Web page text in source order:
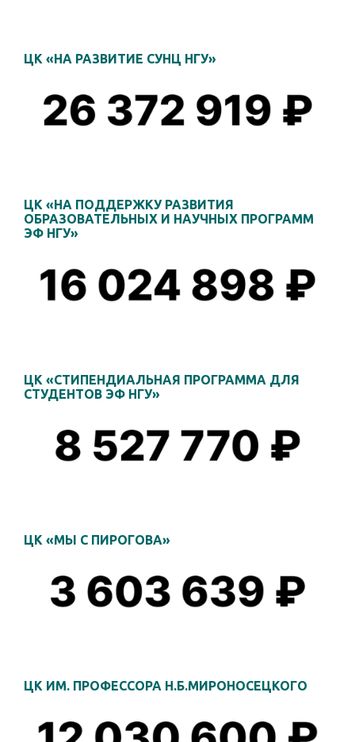
ЦК «НА РАЗВИТИЕ СУНЦ НГУ»
ЦК «НА ПОДДЕРЖКУ РАЗВИТИЯ
ОБРАЗОВАТЕЛЬНЫХ И НАУЧНЫХ ПРОГРАММ
ЭФ НГУ»
ЦК «СТИПЕНДИАЛЬНАЯ ПРОГРАММА ДЛЯ
СТУДЕНТОВ ЭФ НГУ»
ЦК «МЫ С ПИРОГОВА»
ЦК ИМ. ПРОФЕССОРА Н.Б.МИРОНОСЕЦКОГО